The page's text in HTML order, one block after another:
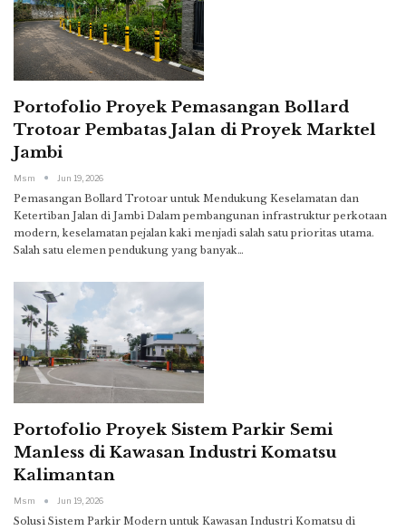
Portofolio Proyek Pemasangan Bollard
Trotoar Pembatas Jalan di Proyek Marktel
Jambi
Msm Jun 19, 2026
Pemasangan Bollard Trotoar untuk Mendukung Keselamatan dan
Ketertiban Jalan di Jambi Dalam pembangunan infrastruktur perkotaan
modern, keselamatan pejalan kaki menjadi salah satu prioritas utama.
Salah satu elemen pendukung yang banyak…
Portofolio Proyek Sistem Parkir Semi
Manless di Kawasan Industri Komatsu
Kalimantan
Msm Jun 19, 2026
Solusi Sistem Parkir Modern untuk Kawasan Industri Komatsu di